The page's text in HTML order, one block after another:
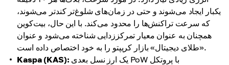
یکبار ایجاد می‌شوند و حتی در زمان‌های شلوغ‌تر کندتر می‌شوند،
که سرعت تراکنش‌ها را محدود می‌کند. با این حال، بیت‌کوین
همچنان به عنوان معیار تمرکززدایی شناخته می‌شود و عنوان
«طلای دیجیتال» بازار کریپتو را به خود اختصاص داده است.
Kaspa (KAS):